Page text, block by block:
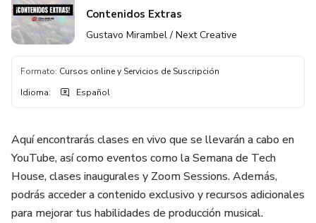
Contenidos Extras
Gustavo Mirambel / Next Creative
Formato: Cursos online y Servicios de Suscripción
Idioma: Español
Aquí encontrarás clases en vivo que se llevarán a cabo en
YouTube, así como eventos como la Semana de Tech
House, clases inaugurales y Zoom Sessions. Además,
podrás acceder a contenido exclusivo y recursos adicionales
para mejorar tus habilidades de producción musical.